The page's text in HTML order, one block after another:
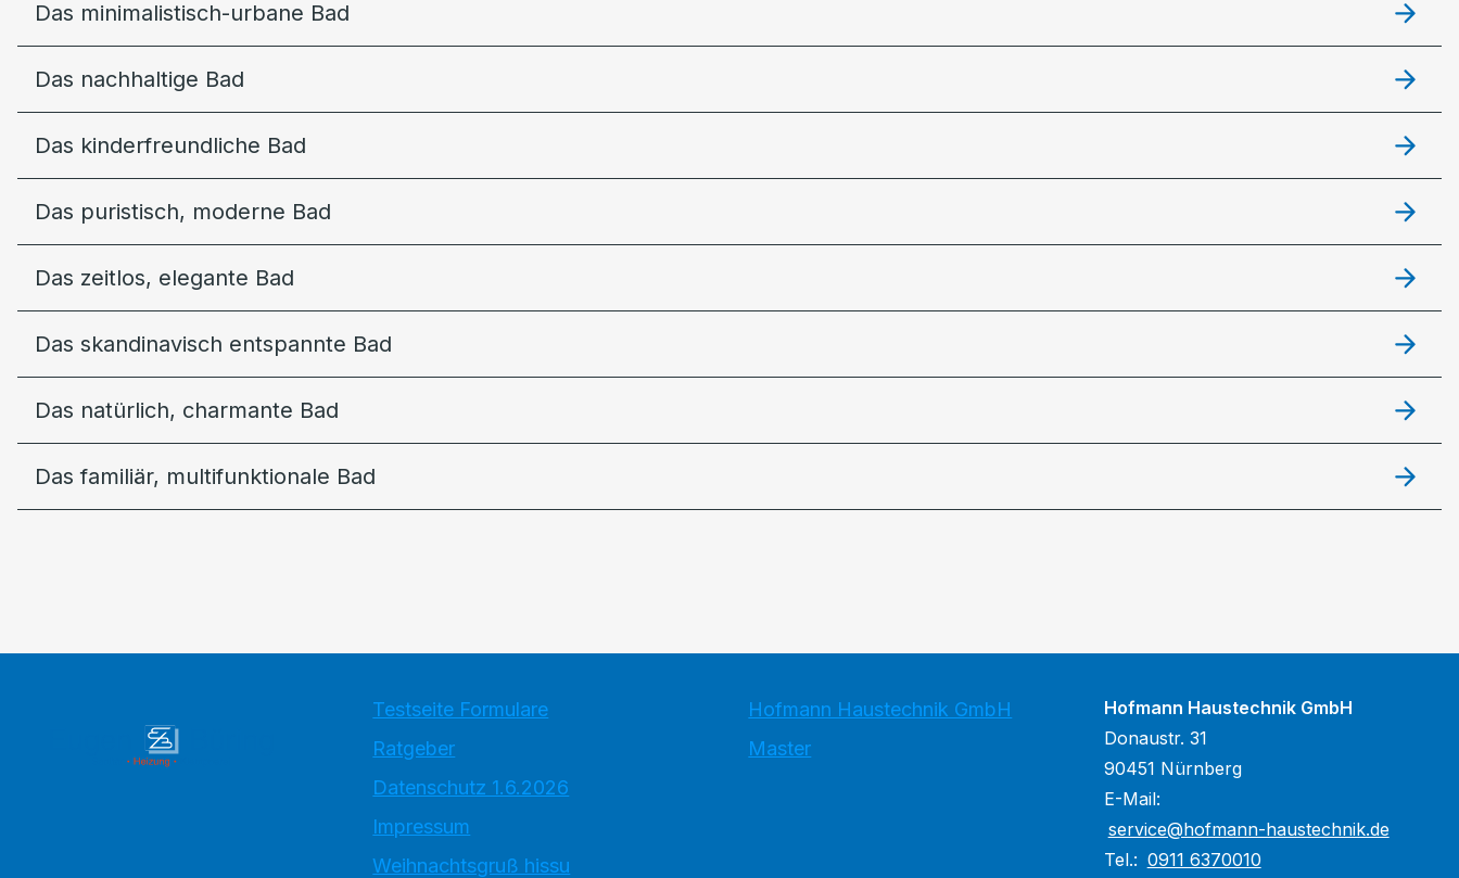
Das minimalistisch-urbane Bad
Das nachhaltige Bad
Das kinderfreundliche Bad
Das puristisch, moderne Bad
Das zeitlos, elegante Bad
Das skandinavisch entspannte Bad
Das natürlich, charmante Bad
Das familiär, multifunktionale Bad
Testseite Formulare
Ratgeber
Datenschutz 1.6.2026
Impressum
Weihnachtsgruß hissu
Hofmann Haustechnik GmbH
Master
Hofmann Haustechnik GmbH
Donaustr. 31
90451 Nürnberg
E-Mail:
service@hofmann-haustechnik.de
Tel.: 0911 6370010